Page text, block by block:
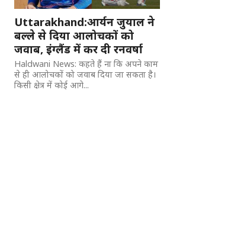
Uttarakhand:आर्यन जुयाल ने
बल्ले से दिया आलोचकों को
जवाब, इंग्लैंड में कर दी रनवर्षा
Haldwani News: कहते हैं ना कि अपने काम
से ही आलोचकों को जवाब दिया जा सकता है।
किसी क्षेत्र में कोई आगे...